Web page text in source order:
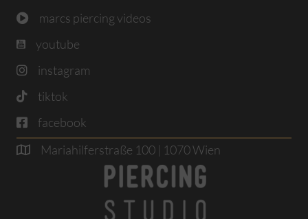
marcs piercing videos
youtube
instagram
tiktok
facebook
Mariahilferstraße 100 | 1070 Wien